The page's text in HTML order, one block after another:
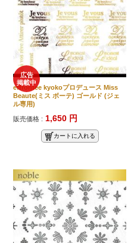
広告
掲載中
effrontee kyokoプロデュース Miss
Beaute(ミス ボーテ) ゴールド (ジェ
ル専用)
販売価格 : 1,650 円
カートに入れる